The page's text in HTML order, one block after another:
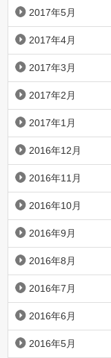
2017年5月
2017年4月
2017年3月
2017年2月
2017年1月
2016年12月
2016年11月
2016年10月
2016年9月
2016年8月
2016年7月
2016年6月
2016年5月